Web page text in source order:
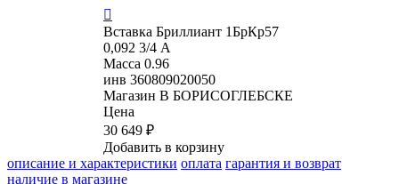

Вставка Бриллиант 1БрКр57
0,092 3/4 А
Масса 0.96
инв 360809020050
Магазин В БОРИСОГЛЕБСКЕ
Цена
30 649 ₽
Добавить в корзину
описание и характеристики оплата гарантия и возврат
наличие в магазине